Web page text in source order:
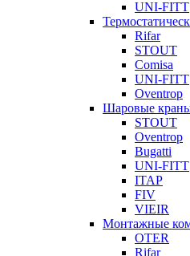
UNI-FITT
Rifar
STOUT
Comisa
UNI-FITT
Oventrop
Шаровые
STOUT
Oventrop
Bugatti
UNI-FITT
ITAP
FIV
VIEIR
Монтажные
OTER
Rifar